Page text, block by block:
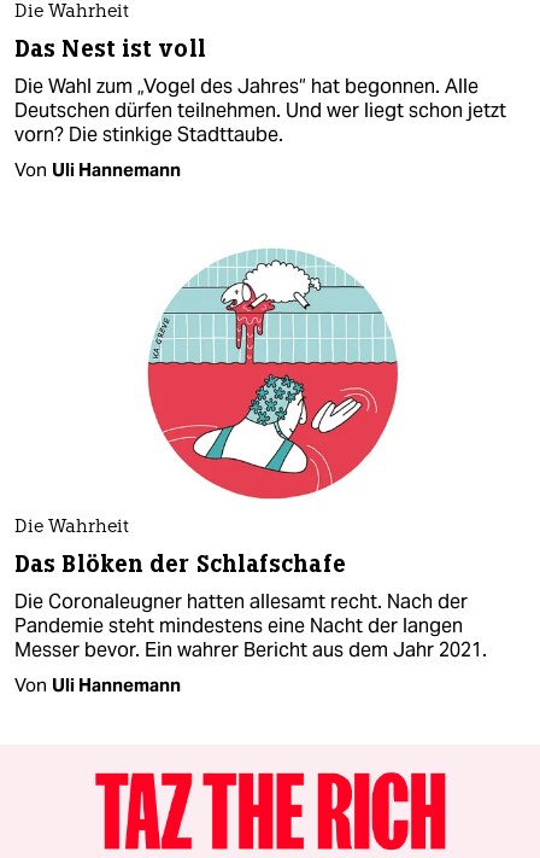
Die Wahrheit
Das Nest ist voll
Die Wahl zum „Vogel des Jahres“ hat begonnen. Alle
Deutschen dürfen teilnehmen. Und wer liegt schon jetzt
vorn? Die stinkige Stadttaube.
Von Uli Hannemann
Die Wahrheit
Das Blöken der Schlafschafe
Die Coronaleugner hatten allesamt recht. Nach der
Pandemie steht mindestens eine Nacht der langen
Messer bevor. Ein wahrer Bericht aus dem Jahr 2021.
Von Uli Hannemann